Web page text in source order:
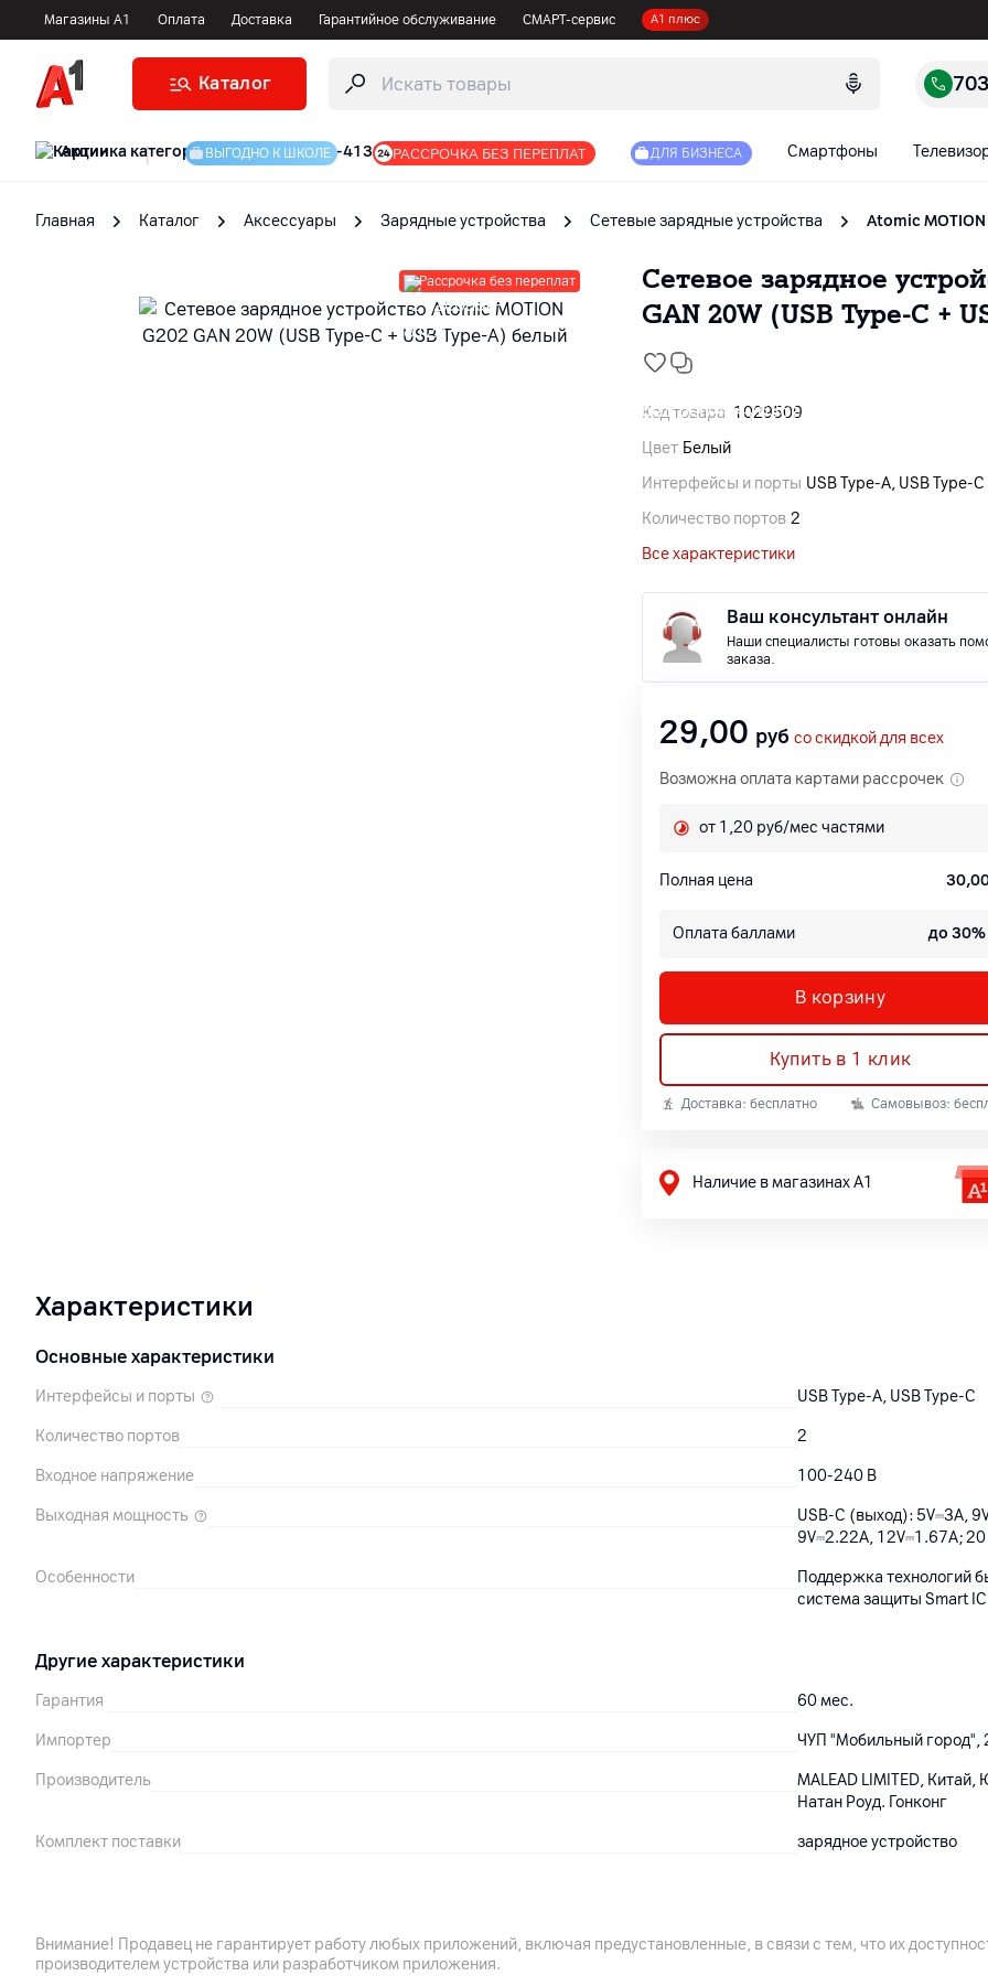
Магазины А1 Оплата Доставка Гарантийное обслуживание СМАРТ-сервис А1 плюс
Каталог
Акции | ВЫГОДНО К ШКОЛЕ РАССРОЧКА БЕЗ ПЕРЕПЛАТ ДЛЯ БИЗНЕСА Смартфоны
Главная Каталог Аксессуары Зарядные устройства Сетевые зарядные устройства Atomic
Рассрочка без переплат
Сетевое зарядное
GAN 20W (USB Type-C +
Код товара 1029509
Цвет Белый
Интерфейсы и порты USB Type-A, USB Type-C
Количество портов 2
Все характеристики
Ваш консультант онлайн
Наши специалисты готовы оказать
заказа.
29,00 руб со скидкой для всех
Возможна оплата картами рассрочек
от 1,20 руб/мес частями
Полная цена
Оплата баллами до 30%
В корзину
Купить в 1 клик
Доставка: бесплатно Самовывоз:
Наличие в магазинах А1
Характеристики
Основные характеристики
Интерфейсы и порты USB Type-A, USB Type-C
Количество портов 2
Входное напряжение 100-240 В
Выходная мощность
USB-C (выход): 5V⎓3A,
9V⎓2.22A, 12V⎓1.67A;
Особенности
Поддержка технологий
система защиты Smart IC
Другие характеристики
Гарантия 60мес.
Импортер ЧУП "Мобильный город",
Производитель
MALEAD LIMITED,
Натан Роуд. Гонконг
Комплект поставки зарядное устройство
Корпус
Внимание! Продавец не гарантирует работу любых приложений, включая предустановленные, в связи с тем, что их
производителем устройства или разработчиком приложения.